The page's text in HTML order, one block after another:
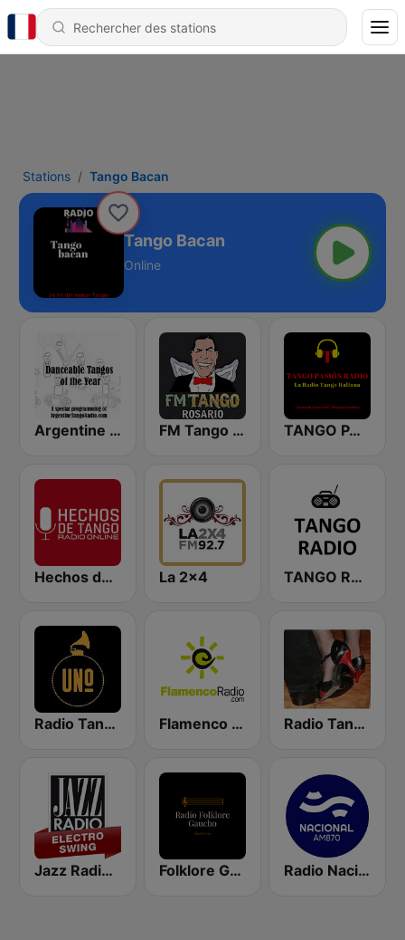
Stations Tango Bacan
Tango Bacan
Online
Argentine Tango Radio FM Tango Rosario TANGO PASION RADIO
Hechos de Tango Radio Online La 2x4 TANGO RADIO
Radio Tango Uno Flamenco Radio Radio Tango-Velours
Jazz Radio Electro Swing Folklore Gaucho Radio Radio Nacional Folklórica FM 98.7